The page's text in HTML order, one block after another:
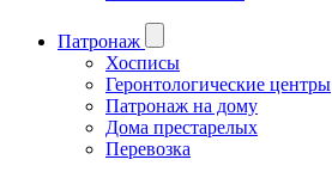
Патронаж
Хосписы
Геронтологические центры
Патронаж на дому
Дома престарелых
Перевозка